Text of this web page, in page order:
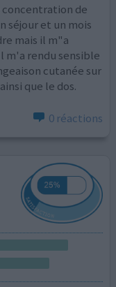
concentration de
séjour et un mois
mais il m"a
m'a rendu sensible
cutanée sur
que le dos.
0 réactions